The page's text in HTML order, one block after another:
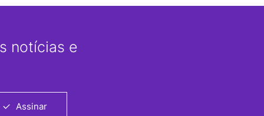
notícias e
Assinar